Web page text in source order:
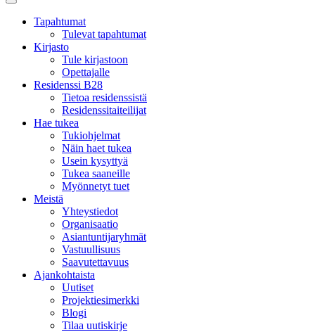
Sulje
päävalikkoTapahtumat
Tulevat tapahtumat
Kirjasto
Tule kirjastoon
Opettajalle
Residenssi B28
Tietoa residenssistä
Residenssitaiteilijat
Hae tukea
Tukiohjelmat
Näin haet tukea
Usein kysyttyä
Tukea saaneille
Myönnetyt tuet
Meistä
Yhteystiedot
Organisaatio
Asiantuntijaryhmät
Vastuullisuus
Saavutettavuus
Ajankohtaista
Uutiset
Projektiesimerkki
Blogi
Tilaa uutiskirje